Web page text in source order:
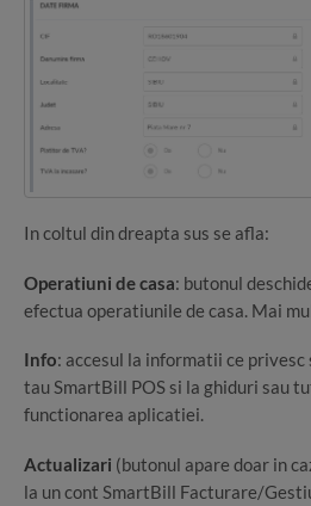
In coltul din dreapta sus se afla:
Operatiuni de casa: butonul
efectua operatiunile de casa. Mai
Info: accesul la informatii ce
tau SmartBill POS si la ghiduri sau
functionarea aplicatiei.
Actualizari (butonul apare doar in
la un cont SmartBill Facturare/